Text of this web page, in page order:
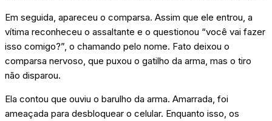
Em seguida, apareceu o comparsa. Assim que ele entrou, a
vítima reconheceu o assaltante e o questionou “você vai fazer
isso comigo?”, o chamando pelo nome. Fato deixou o
comparsa nervoso, que puxou o gatilho da arma, mas o tiro
não disparou.
Ela contou que ouviu o barulho da arma. Amarrada, foi
ameaçada para desbloquear o celular. Enquanto isso, os